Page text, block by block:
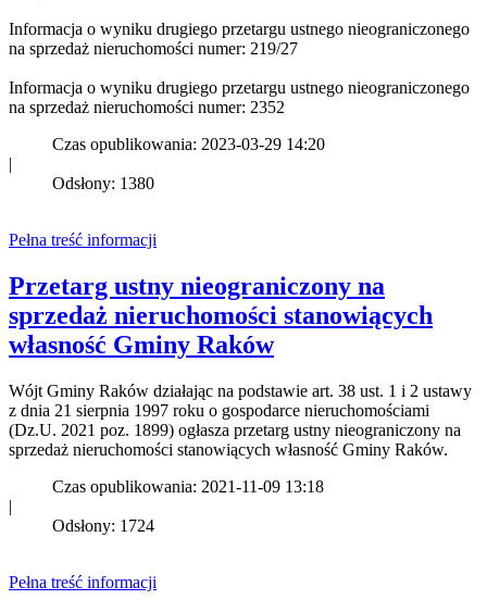
Informacja o wyniku drugiego przetargu ustnego nieograniczonego
na sprzedaż nieruchomości numer: 219/27
Informacja o wyniku drugiego przetargu ustnego nieograniczonego
na sprzedaż nieruchomości numer: 2352
Czas opublikowania: 2023-03-29 14:20
|
Odsłony: 1380
Pełna treść informacji
Przetarg ustny nieograniczony na
sprzedaż nieruchomości stanowiących
własność Gminy Raków
Wójt Gminy Raków działając na podstawie art. 38 ust. 1 i 2 ustawy
z dnia 21 sierpnia 1997 roku o gospodarce nieruchomościami
(Dz.U. 2021 poz. 1899) ogłasza przetarg ustny nieograniczony na
sprzedaż nieruchomości stanowiących własność Gminy Raków.
Czas opublikowania: 2021-11-09 13:18
|
Odsłony: 1724
Pełna treść informacji